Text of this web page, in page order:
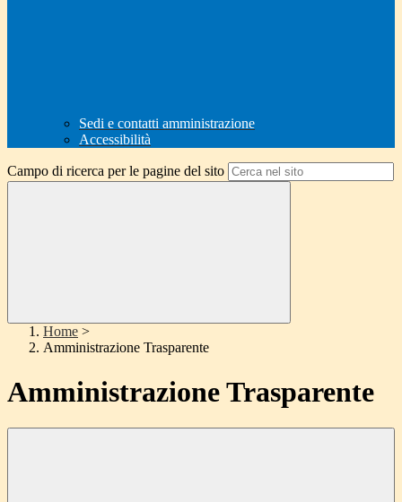
Sedi e contatti amministrazione
Accessibilità
Campo di ricerca per le pagine del sito
Home >
Amministrazione Trasparente
Amministrazione Trasparente